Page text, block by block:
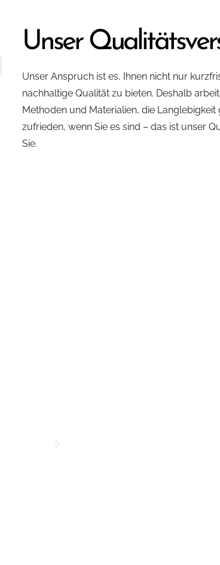
Unser
Unser Anspruch ist es, Ihnen nicht nur
nachhaltige Qualität zu bieten. Deshalb
Methoden und Materialien, die Langlebigkeit
zufrieden, wenn Sie es sind – das ist unser
Sie.